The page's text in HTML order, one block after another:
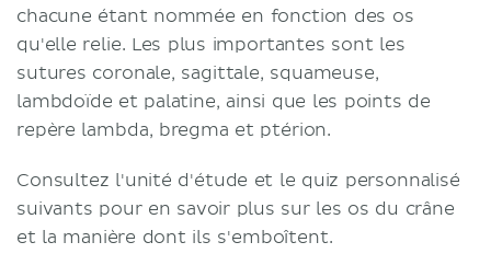
chacune étant nommée en fonction des os
qu'elle relie. Les plus importantes sont les
sutures coronale, sagittale, squameuse,
lambdoïde et palatine, ainsi que les points de
repère lambda, bregma et ptérion.
Consultez l'unité d'étude et le quiz personnalisé
suivants pour en savoir plus sur les os du crâne
et la manière dont ils s'emboîtent.